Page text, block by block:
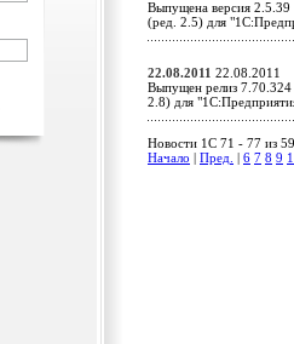
Выпущена версия 2.5.39
(ред. 2.5) для
22.08.2011 22.08.2011
Выпущен релиз 7.70.324
2.8) для
Новости 1C 71 - 77 из
Начало
Пред. 6 7 8 9